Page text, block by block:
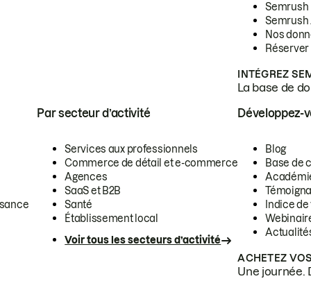
Semrush
Semrush
Nos
INTÉGREZ
La base de
Par secteur d’activité
Services aux professionnels
Commerce de détail et e-commerce
Agences
SaaS et B2B
Santé
Établissement local
Voir tous les secteurs d’activité
Développez-
Blog
Base de
Indice
ACHETEZ
Une journée.